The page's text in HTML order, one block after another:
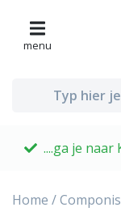
menu
....ga je naar
Home /